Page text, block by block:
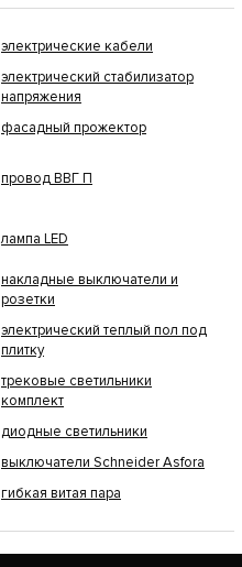
электрические кабели
электрический стабилизатор
напряжения
фасадный прожектор
провод ВВГ П
лампа LED
накладные выключатели и
розетки
электрический теплый пол под
плитку
трековые светильники
комплект
диодные светильники
выключатели Schneider Asfora
гибкая витая пара